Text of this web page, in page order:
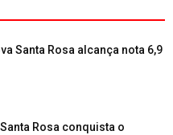
Santa Rosa alcança nota 6,9
Rosa conquista o